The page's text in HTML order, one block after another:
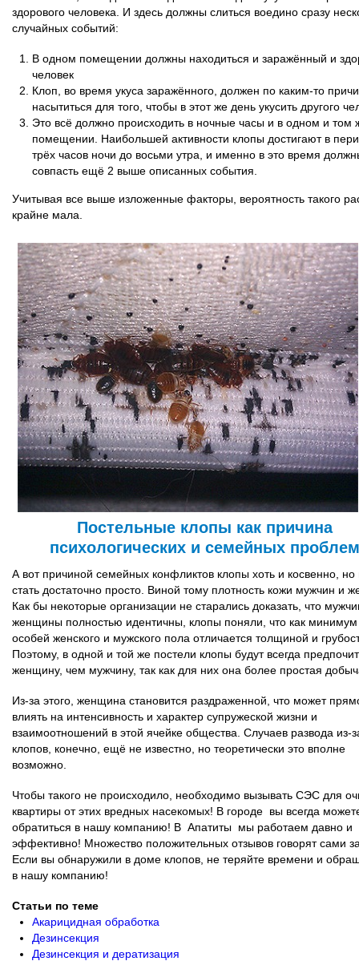
здорового человека. И здесь должны слиться воедино сразу
случайных событий:
В одном помещении должны находиться и заражённый и
человек
Клоп, во время укуса заражённого, должен по каким-то
насытиться для того, чтобы в этот же день укусить другого
Это всё должно происходить в ночные часы и в одном и том
помещении. Наибольшей активности клопы достигают в
трёх часов ночи до восьми утра, и именно в это время
совпасть ещё 2 выше описанных события.
Учитывая все выше изложенные факторы, вероятность такого
крайне мала.
Постельные клопы как причина
психологических и семейных проблем
А вот причиной семейных конфликтов клопы хоть и косвенно, но
стать достаточно просто. Виной тому плотность кожи мужчин и
Как бы некоторые организации не старались доказать, что
женщины полностью идентичны, клопы поняли, что как минимум
особей женского и мужского пола отличается толщиной и
Поэтому, в одной и той же постели клопы будут всегда
женщину, чем мужчину, так как для них она более простая
Из-за этого, женщина становится раздраженной, что может
влиять на интенсивность и характер супружеской жизни и
взаимоотношений в этой ячейке общества. Случаев развода из-
клопов, конечно, ещё не известно, но теоретически это вполне
возможно.
Чтобы такого не происходило, необходимо вызывать СЭС для
квартиры от этих вредных насекомых! В городе вы всегда
обратиться в нашу компанию! В Апатиты мы работаем давно и
эффективно! Множество положительных отзывов говорят сами
Если вы обнаружили в доме клопов, не теряйте времени и
в нашу компанию!
Статьи по теме
Акарицидная обработка
Дезинсекция
Дезинсекция и дератизация